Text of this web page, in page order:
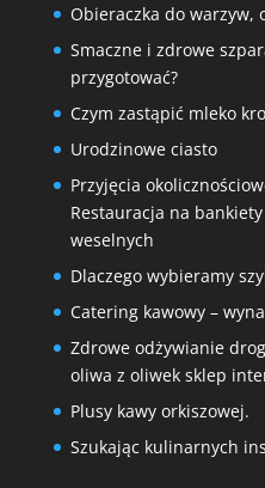
Obieraczka do warzyw,
Smaczne i zdrowe
przygotować?
Czym zastąpić mleko
Urodzinowe ciasto
Przyjęcia
Restauracja na
weselnych
Dlaczego wybieramy
Catering kawowy –
Zdrowe odżywianie
oliwa z oliwek sklep
Plusy kawy orkiszowej.
Szukając kulinarnych